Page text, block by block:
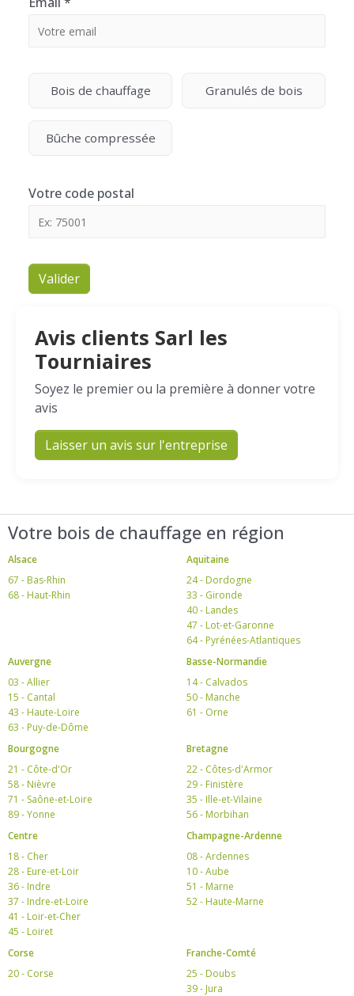
Bois de chauffage Granulés de bois
Bûche compressée
Votre code postal
Valider
Avis clients Sarl les
Tourniaires
Soyez le premier ou la première à donner votre
avis
Laisser un avis sur l'entreprise
Votre bois de chauffage en région
Alsace
67 - Bas-Rhin
68 - Haut-Rhin
Aquitaine
24 - Dordogne
33 - Gironde
40 - Landes
47 - Lot-et-Garonne
64 - Pyrénées-Atlantiques
Auvergne
03 - Allier
15 - Cantal
43 - Haute-Loire
63 - Puy-de-Dôme
Basse-Normandie
14 - Calvados
50 - Manche
61 - Orne
Bourgogne
21 - Côte-d'Or
58 - Nièvre
71 - Saône-et-Loire
89 - Yonne
Bretagne
22 - Côtes-d'Armor
29 - Finistère
35 - Ille-et-Vilaine
56 - Morbihan
Centre
18 - Cher
28 - Eure-et-Loir
36 - Indre
37 - Indre-et-Loire
41 - Loir-et-Cher
45 - Loiret
Champagne-Ardenne
08 - Ardennes
10 - Aube
51 - Marne
52 - Haute-Marne
Corse
20 - Corse
Franche-Comté
25 - Doubs
39 - Jura